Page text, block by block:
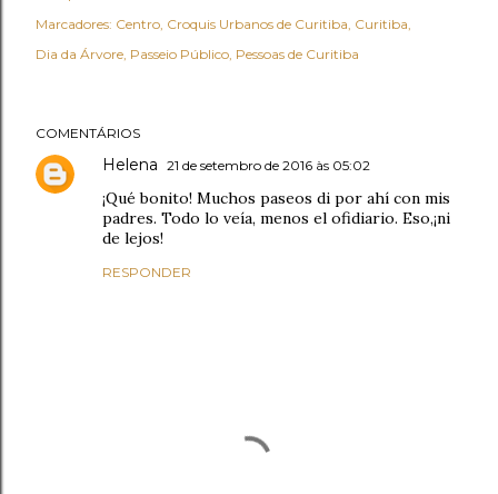
Marcadores: Centro Croquis Urbanos de Curitiba Curitiba
Dia da Árvore Passeio Público Pessoas de Curitiba
COMENTÁRIOS
Helena 21 de setembro de 2016 às 05:02
¡Qué bonito! Muchos paseos di por ahí con mis
padres. Todo lo veía, menos el ofidiario. Eso,¡ni
de lejos!
RESPONDER